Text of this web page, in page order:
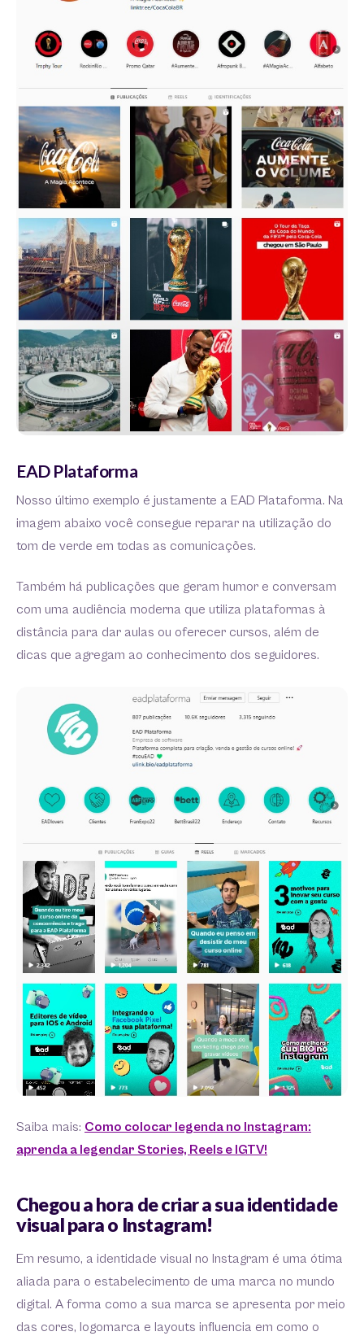
EAD Plataforma
Nosso último exemplo é justamente a EAD Plataforma. Na
imagem abaixo você consegue reparar na utilização do
tom de verde em todas as comunicações.
Também há publicações que geram humor e conversam
com uma audiência moderna que utiliza plataformas à
distância para dar aulas ou oferecer cursos, além de
dicas que agregam ao conhecimento dos seguidores.
Saiba mais: Como colocar legenda no Instagram:
aprenda a legendar Stories, Reels e IGTV!
Chegou a hora de criar a sua identidade
visual para o Instagram!
Em resumo, a identidade visual no Instagram é uma ótima
aliada para o estabelecimento de uma marca no mundo
digital. A forma como a sua marca se apresenta por meio
das cores, logomarca e layouts influencia em como o